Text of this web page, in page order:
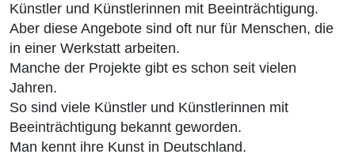
Künstler und Künstlerinnen mit Beeinträchtigung.
Aber diese Angebote sind oft nur für Menschen, die
in einer Werkstatt arbeiten.
Manche der Projekte gibt es schon seit vielen
Jahren.
So sind viele Künstler und Künstlerinnen mit
Beeinträchtigung bekannt geworden.
Man kennt ihre Kunst in Deutschland.